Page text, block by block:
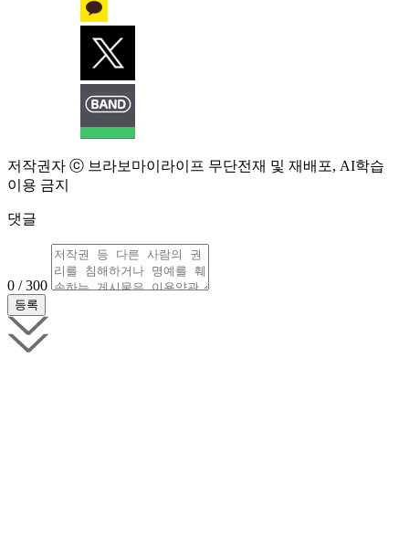
저작권자 ⓒ 브라보마이라이프 무단전재 및 재배포, AI학습
이용 금지
댓글
0 / 300